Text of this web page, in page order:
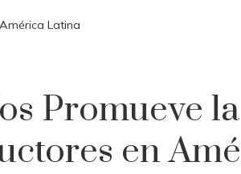
Latina
Promueve
en